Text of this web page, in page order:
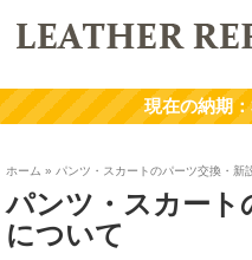
ホーム » パンツ・スカートのパーツ交換・新
パンツ・スカート
について